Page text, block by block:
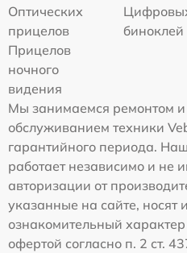
Оптических
прицелов
биноклей
Прицелов
ночного
видения
Мы занимаемся ремонтом и
обслуживанием техники
гарантийного периода.
работает независимо и не
авторизации от
указанные на сайте, носят
ознакомительный
офертой согласно п. 2 ст.